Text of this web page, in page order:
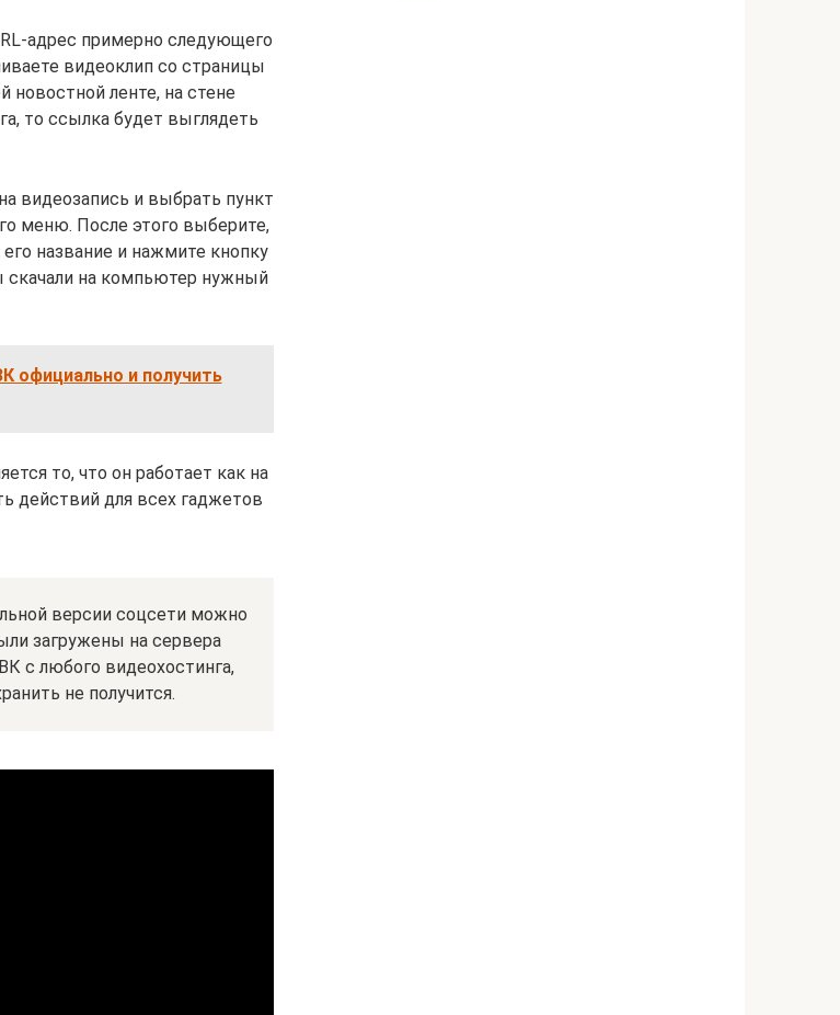
адрес примерно следующего
видеоклип со страницы
ленте, на стене
то ссылка будет выглядеть
видеозапись и выбрать пункт
меню. После этого выберите,
название и нажмите кнопку
скачали на компьютер нужный
официально и получить
то, что он работает как на
действий для всех гаджетов
версии соцсети можно
загружены на сервера
с любого видеохостинга,
не получится.